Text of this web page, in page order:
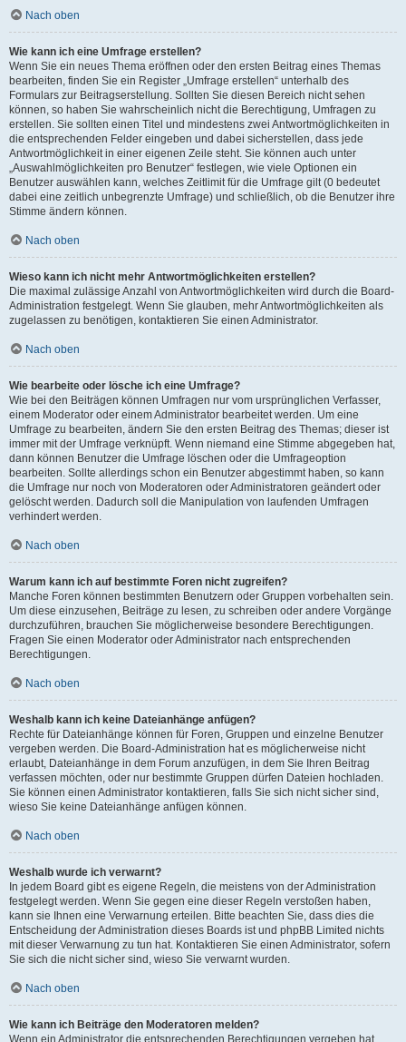
Nach oben
Wie kann ich eine Umfrage erstellen?
Wenn Sie ein neues Thema eröffnen oder den ersten Beitrag eines Themas
bearbeiten, finden Sie ein Register „Umfrage erstellen“ unterhalb des
Formulars zur Beitragserstellung. Sollten Sie diesen Bereich nicht sehen
können, so haben Sie wahrscheinlich nicht die Berechtigung, Umfragen zu
erstellen. Sie sollten einen Titel und mindestens zwei Antwortmöglichkeiten in
die entsprechenden Felder eingeben und dabei sicherstellen, dass jede
Antwortmöglichkeit in einer eigenen Zeile steht. Sie können auch unter
„Auswahlmöglichkeiten pro Benutzer“ festlegen, wie viele Optionen ein
Benutzer auswählen kann, welches Zeitlimit für die Umfrage gilt (0 bedeutet
dabei eine zeitlich unbegrenzte Umfrage) und schließlich, ob die Benutzer ihre
Stimme ändern können.
Nach oben
Wieso kann ich nicht mehr Antwortmöglichkeiten erstellen?
Die maximal zulässige Anzahl von Antwortmöglichkeiten wird durch die Board-
Administration festgelegt. Wenn Sie glauben, mehr Antwortmöglichkeiten als
zugelassen zu benötigen, kontaktieren Sie einen Administrator.
Nach oben
Wie bearbeite oder lösche ich eine Umfrage?
Wie bei den Beiträgen können Umfragen nur vom ursprünglichen Verfasser,
einem Moderator oder einem Administrator bearbeitet werden. Um eine
Umfrage zu bearbeiten, ändern Sie den ersten Beitrag des Themas; dieser ist
immer mit der Umfrage verknüpft. Wenn niemand eine Stimme abgegeben hat,
dann können Benutzer die Umfrage löschen oder die Umfrageoption
bearbeiten. Sollte allerdings schon ein Benutzer abgestimmt haben, so kann
die Umfrage nur noch von Moderatoren oder Administratoren geändert oder
gelöscht werden. Dadurch soll die Manipulation von laufenden Umfragen
verhindert werden.
Nach oben
Warum kann ich auf bestimmte Foren nicht zugreifen?
Manche Foren können bestimmten Benutzern oder Gruppen vorbehalten sein.
Um diese einzusehen, Beiträge zu lesen, zu schreiben oder andere Vorgänge
durchzuführen, brauchen Sie möglicherweise besondere Berechtigungen.
Fragen Sie einen Moderator oder Administrator nach entsprechenden
Berechtigungen.
Nach oben
Weshalb kann ich keine Dateianhänge anfügen?
Rechte für Dateianhänge können für Foren, Gruppen und einzelne Benutzer
vergeben werden. Die Board-Administration hat es möglicherweise nicht
erlaubt, Dateianhänge in dem Forum anzufügen, in dem Sie Ihren Beitrag
verfassen möchten, oder nur bestimmte Gruppen dürfen Dateien hochladen.
Sie können einen Administrator kontaktieren, falls Sie sich nicht sicher sind,
wieso Sie keine Dateianhänge anfügen können.
Nach oben
Weshalb wurde ich verwarnt?
In jedem Board gibt es eigene Regeln, die meistens von der Administration
festgelegt werden. Wenn Sie gegen eine dieser Regeln verstoßen haben,
kann sie Ihnen eine Verwarnung erteilen. Bitte beachten Sie, dass dies die
Entscheidung der Administration dieses Boards ist und phpBB Limited nichts
mit dieser Verwarnung zu tun hat. Kontaktieren Sie einen Administrator, sofern
Sie sich die nicht sicher sind, wieso Sie verwarnt wurden.
Nach oben
Wie kann ich Beiträge den Moderatoren melden?
Wenn ein Administrator die entsprechenden Berechtigungen vergeben hat,